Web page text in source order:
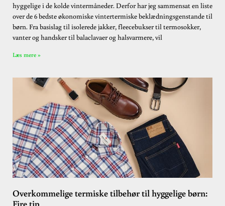
hyggelige i de kolde vintermåneder. Derfor har jeg sammensat en liste
over de 6 bedste økonomiske vintertermiske beklædningsgenstande til
børn. Fra basislag til isolerede jakker, fleecebukser til termosokker,
vanter og handsker til balaclavaer og halsvarmere, vil
Læs mere »
Overkommelige termiske tilbehør til hyggelige børn:
Fire tip